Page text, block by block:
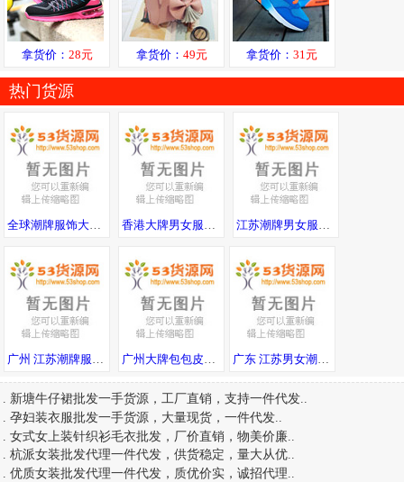
拿货价： 28元 拿货价： 49元 拿货价：31元
热门货源
.新塘牛仔裙批发一手货源，工厂直销，支持一件代发
.孕妇装衣服批发一手货源，大量现货，一件代发..
.女式女上装针织衫毛衣批发，厂价直销，物美价廉
.杭派女装批发代理一件代发，供货稳定，量大从优